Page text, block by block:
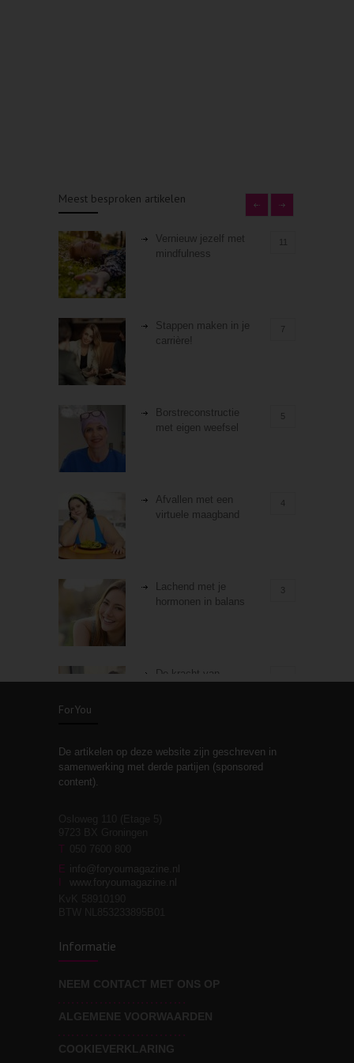
Meest besproken artikelen
Vernieuw jezelf met
mindfulness
Stappen maken in je
carrière!
7
Borstreconstructie
met eigen weefsel
5
Afvallen met een
virtuele maagband
4
Lachend met je
hormonen in balans
3
De kracht van
Stiefouderschap en
relaties
moeite!
Wat voor leider wil jij
zijn?
ForYou
De artikelen op deze website zijn geschreven in
samenwerking met derde partijen (sponsored
content).
T
E info@foryoumagazine.nl
www.foryoumagazine.nl
Informatie
NEEM CONTACT MET ONS OP
ALGEMENE VOORWAARDEN
COOKIEVERKLARING